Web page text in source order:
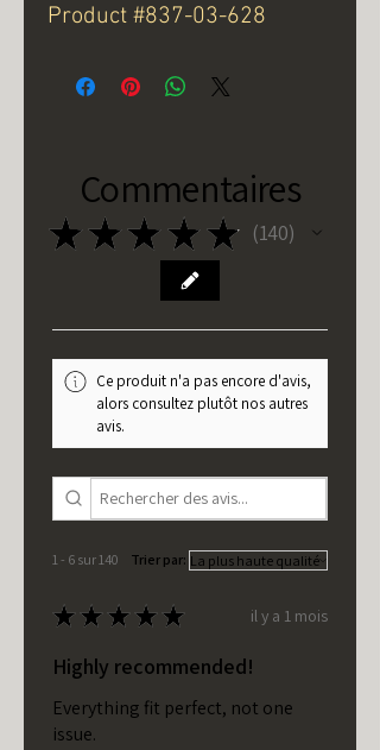
Product #837-03-628
Commentaires
★ ★ ★ ★ ★ 140
140
Ce produit n'a pas encore d'avis,
alors consultez plutôt nos autres
avis.
1 - 6 sur 140 Trier par:
★ ★ ★ ★ ★ il y a 1 mois
Highly recommended!
Everything fit perfect, not one
issue.